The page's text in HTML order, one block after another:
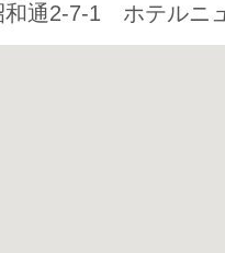
和通2-7-1 ホテルニ